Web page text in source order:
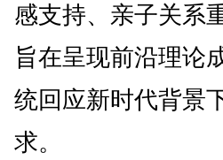
感支持、亲子关系
旨在呈现前沿理论
统回应新时代背景
求。